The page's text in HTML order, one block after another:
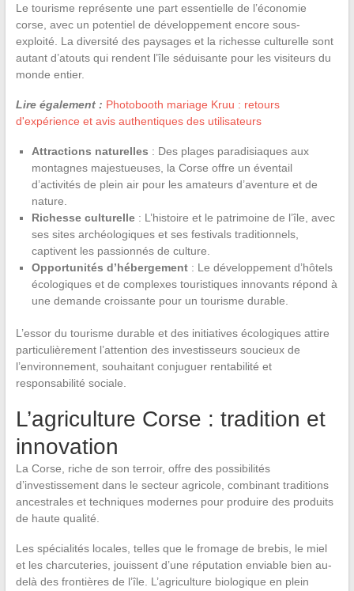
Le tourisme représente une part essentielle de l’économie
corse, avec un potentiel de développement encore sous-
exploité. La diversité des paysages et la richesse culturelle sont
autant d’atouts qui rendent l’île séduisante pour les visiteurs du
monde entier.
Lire également : Photobooth mariage Kruu : retours
d'expérience et avis authentiques des utilisateurs
Attractions naturelles : Des plages paradisiaques aux
montagnes majestueuses, la Corse offre un éventail
d’activités de plein air pour les amateurs d’aventure et de
nature.
Richesse culturelle: L’histoire et le patrimoine de l’île, avec
ses sites archéologiques et ses festivals traditionnels,
captivent les passionnés de culture.
Opportunités d’hébergement: Le développement d’hôtels
écologiques et de complexes touristiques innovants répond à
une demande croissante pour un tourisme durable.
L’essor du tourisme durable et des initiatives écologiques attire
particulièrement l’attention des investisseurs soucieux de
l’environnement, souhaitant conjuguer rentabilité et
responsabilité sociale.
L’agriculture Corse : tradition et
innovation
La Corse, riche de son terroir, offre des possibilités
d’investissement dans le secteur agricole, combinant traditions
ancestrales et techniques modernes pour produire des produits
de haute qualité.
Les spécialités locales, telles que le fromage de brebis, le miel
et les charcuteries, jouissent d’une réputation enviable bien au-
delà des frontières de l’île. L’agriculture biologique en plein